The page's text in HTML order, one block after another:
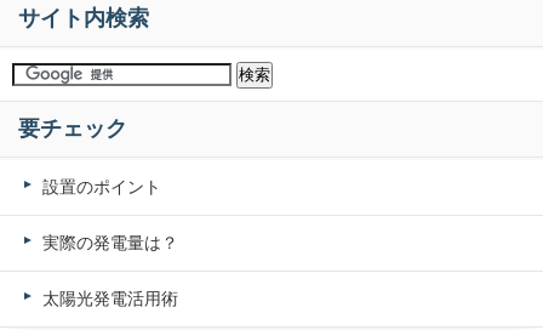
サイト内検索
要チェック
設置のポイント
実際の発電量は？
太陽光発電活用術